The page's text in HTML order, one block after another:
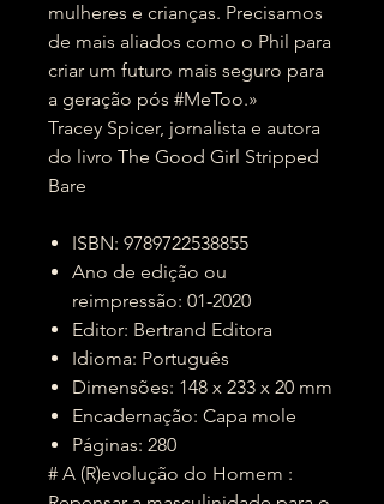
mulheres e crianças. Precisamos
de mais aliados como o Phil para
criar um futuro mais seguro para
a geração pós #MeToo.»
Tracey Spicer, jornalista e autora
do livro The Good Girl Stripped
Bare
ISBN: 9789722538855
Ano de edição ou
reimpressão: 01-2020
Editor: Bertrand Editora
Idioma: Português
Dimensões: 148 x 233 x 20 mm
Encadernação: Capa mole
Páginas: 280
# A (R)evolução do Homem :